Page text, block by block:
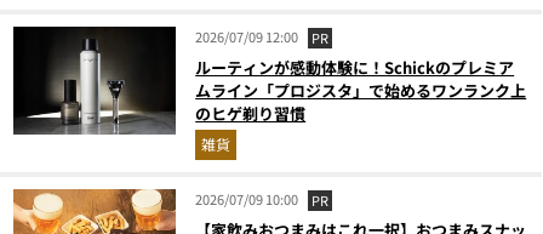
2026/07/09 12:00 PR
ルーティンが感動体験に！Schickのプレミア
ムライン「プロジスタ」で始めるワンランク上
のヒゲ剃り習慣
雑貨
2026/07/09 10:00 PR